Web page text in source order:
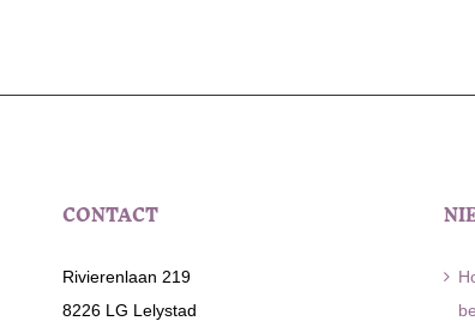
CONTACT
Rivierenlaan 219
8226 LG Lelystad